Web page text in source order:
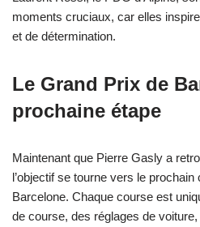
moments cruciaux, car elles
et de détermination.
Le Grand Prix de
prochaine étape
Maintenant que Pierre Gasly a
l’objectif se tourne vers le
Barcelone. Chaque course est
de course, des réglages de